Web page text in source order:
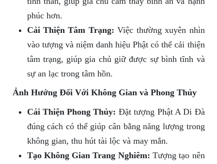
phúc hơn.
Cải Thiện Tâm Trạng: Việc thường xuyên nhìn
vào tượng và niệm danh hiệu Phật có thể cải thiện
tâm trạng, giúp gia chủ giữ được sự bình tĩnh và
sự an lạc trong tâm hồn.
Ảnh Hưởng Đối Với Không Gian và Phong Thủy
Cải Thiện Phong Thủy: Đặt tượng Phật A Di Đà
đúng cách có thể giúp cân bằng năng lượng trong
không gian, thu hút tài lộc và may mắn.
Tạo Không Gian Trang Nghiêm: Tượng tạo nên